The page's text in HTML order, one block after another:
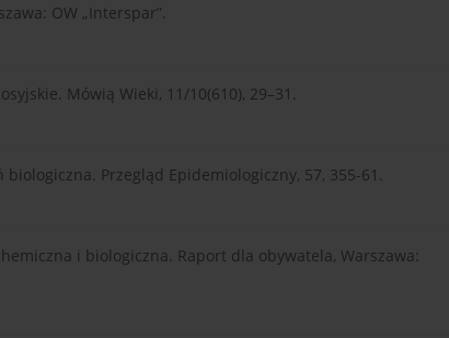
OW „Interspar”.
Mówią Wieki, 11/10(610), 29–31.
Przegląd Epidemiologiczny, 57, 355-61.
i biologiczna. Raport dla obywatela, Warszawa: